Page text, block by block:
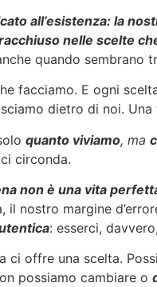
all’esistenza: la
nelle scelte
quando sembrano
facciamo. E ogni
dietro di noi.
quanto viviamo, ma
circonda.
non è una vita
il nostro margine
: esserci,
ci offre una scelta.
possiamo cambiare o